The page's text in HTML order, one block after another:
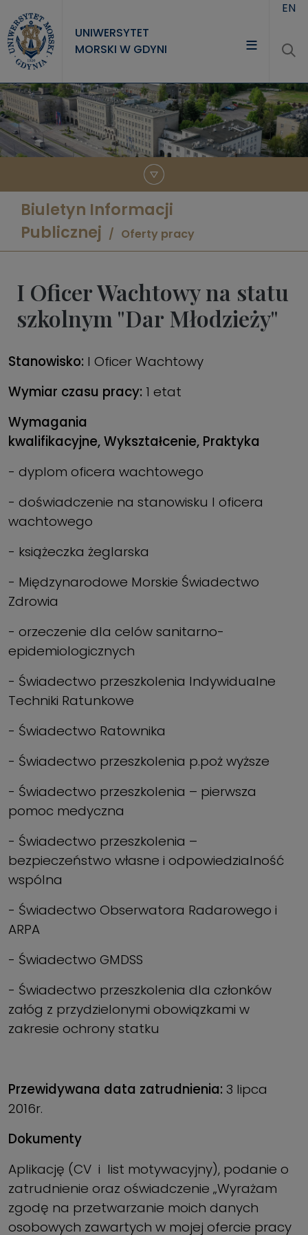
UNIWERSYTET
MORSKI W GDYNI
UNIWERSYTET
STUDIA
NAUKA
EN
Biuletyn Informacji
Publicznej
Oferty pracy
I Oficer Wachtowy na statu
szkolnym "Dar Młodzieży"
Stanowisko: I Oficer Wachtowy
Wymiar czasu pracy: 1 etat
Wymagania
kwalifikacyjne,Wykształcenie, Praktyka
- dyplom oficera wachtowego
- doświadczenie na stanowisku I oficera
wachtowego
- książeczka żeglarska
- Międzynarodowe Morskie Świadectwo
Zdrowia
- orzeczenie dla celów sanitarno-
epidemiologicznych
- Świadectwo przeszkolenia Indywidualne
Techniki Ratunkowe
- Świadectwo Ratownika
- Świadectwo przeszkolenia p.poż wyższe
- Świadectwo przeszkolenia – pierwsza
pomoc medyczna
- Świadectwo przeszkolenia –
bezpieczeństwo własne i odpowiedzialność
wspólna
- Świadectwo Obserwatora Radarowego i
ARPA
- Świadectwo GMDSS
- Świadectwo przeszkolenia dla członków
załóg z przydzielonymi obowiązkami w
zakresie ochrony statku
Przewidywana data zatrudnienia: 3 lipca
2016r.
Dokumenty
Aplikację (CV i list motywacyjny), podanie o
zatrudnienie oraz oświadczenie „Wyrażam
zgodę na przetwarzanie moich danych
osobowych zawartych w mojej ofercie pracy